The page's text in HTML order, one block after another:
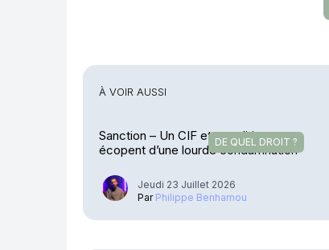
À VOIR AUSSI
DE QUEL DROIT ?
Sanction – Un CIF et ses dirigeants
écopent d’une lourde condamnation
Jeudi 23 Juillet 2026
Par Philippe Benhamou